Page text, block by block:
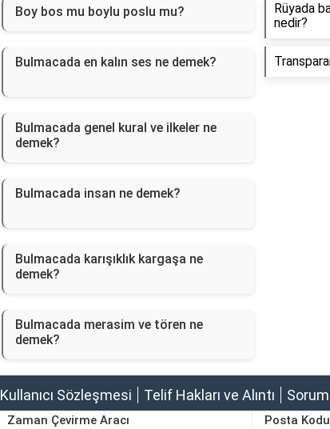
Boy bos mu boylu poslu mu?
Bulmacada en kalın ses ne demek?
Bulmacada genel kural ve ilkeler ne
demek?
Bulmacada insan ne demek?
Bulmacada karışıklık kargaşa ne
demek?
Bulmacada merasim ve tören ne
demek?
Rüyada
nedir?
Kullanıcı Sözleşmesi Telif Hakları ve Alıntı
Zaman Çevirme Aracı Posta Kodu